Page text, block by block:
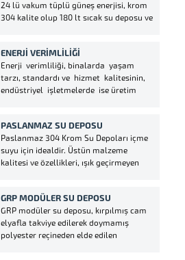
akıma, doğru akımı ise alternatif akıma
çeviren aynı zamanda 3 fazlı çalışma...
24 lü vakum tüplü güneş enerjisi, krom
304 kalite olup 180 lt sıcak su deposu ve
eklenmektedir. Gaziantep ve çevre
illerimiz başta olmak üzere tüm...
ENERJI VERIMLILIĞI
Enerji verimliliği, binalarda yaşam
tarzı, standardı ve hizmet kalitesinin,
endüstriyel işletmelerde ise üretim
miktarı başına enerji tüketiminin
azaltılmasıdır. Isıtma, aydınlatma ve
ulaşım ihtiyaçlarımızı doğal olarak
karşılarken, elektrikli ev eşyalarımızı
PASLANMAZ SU DEPOSU
Paslanmaz 304 Krom Su Depoları içme
suyu için idealdir. Üstün malzeme
kalitesi ve özellikleri, ışık geçirmeyen
mantar ve alg gelişimi
görülemez.Paslanmaz su depoları,
plastik tabanlı malzemelerde bulunan
kanserojen...
GRP MODÜLER SU DEPOSU
GRP modüler su deposu, kırpılmış cam
elyafla takviye edilerek doymamış
polyester reçineden elde edilen